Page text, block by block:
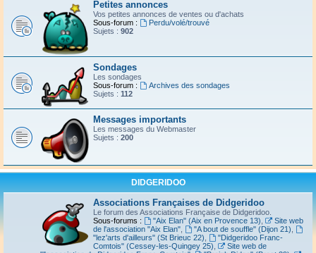
Petites annonces
Vos petites annonces de ventes ou d'achats
Sous-forum :
Perdu/volé/trouvé
Sujets : 902
Sondages
Les sondages
Sous-forum :
Archives des sondages
Sujets : 112
Messages importants
Les messages du Webmaster
Sujets : 200
DIDGERIDOO
Associations Françaises de Didgeridoo
Le forum des Associations Française de Didgeridoo.
Sous-forums :
"Aix Elan" (Aix en Provence 13)
Site web
de l'association "Aix Elan"
"A bout de souffle" (Dijon 21)
"lez'arts d'ailleurs" (St Brieuc 22)
"Didgeridoo Franc-
Comtois" (Cessey-les-Quingey 25)
Site web de